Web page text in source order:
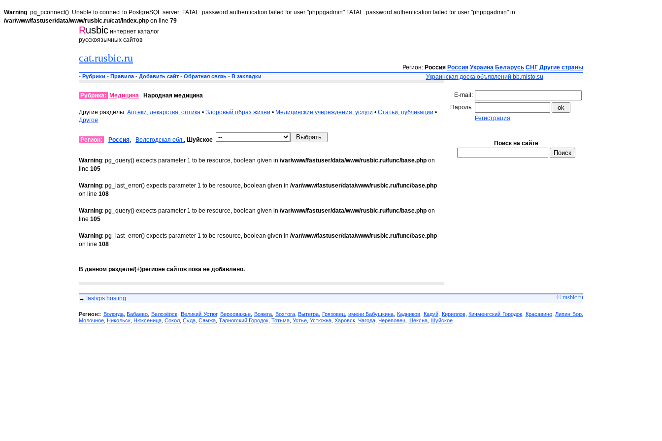
Warning: pg_pconnect(): Unable to connect to PostgreSQL server: FATAL: password authentication failed for user "phppgadmin" FATAL: password authentication failed for user "phppgadmin" in
/var/www/fastuser/data/www/rusbic.ru/cat/index.php on line 79
Rusbic интернет каталог
русскоязычных сайтов
cat.rusbic.ru
Регион: Россия Россия Украина Беларусь СНГ Другие страны
• Рубрики • Правила • Добавить сайт • Обратная связь • В закладки Украинская доска объявлений bb.misto.su
Рубрика: Медицина Народная медицина
Другие разделы: Аптеки, лекарства, оптика • Здоровый образ жизни • Медицинские учереждения, услуги • Статьи, публикации •
Другое
Регион: Россия, Вологодская обл., Шуйское
Warning: pg_query() expects parameter 1 to be resource, boolean given in /var/www/fastuser/data/www/rusbic.ru/func/base.php on
line 105
Warning: pg_last_error() expects parameter 1 to be resource, boolean given in /var/www/fastuser/data/www/rusbic.ru/func/base.php
on line 108
Warning: pg_query() expects parameter 1 to be resource, boolean given in /var/www/fastuser/data/www/rusbic.ru/func/base.php on
line 105
Warning: pg_last_error() expects parameter 1 to be resource, boolean given in /var/www/fastuser/data/www/rusbic.ru/func/base.php
on line 108
В данном разделе/(+)регионе сайтов пока не добавлено.
E-mail:
Пароль:
Регистрация
Поиск на сайте
→ fastvps hosting © rusbic.ru
Регион:: Вологда,Бабаево ,Белозёрск Великий Устюг,Верховажье Вожега, Вохтога,Вытегра ,Грязовец имени Бабушкина ,Кадников Кадуй, Кириллов,Кичменгский Городок, Красавино, Липин Бор
Молочное Никольск Нюксеница Сокол Суда Сямжа Тарногский Городок Тотьма Устье Устюжна Харовск Чагода Череповец Шексна Шуйское